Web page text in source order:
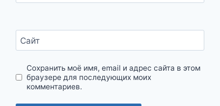
Сайт
Сохранить моё имя, email и адрес сайта в этом
браузере для последующих моих
комментариев.